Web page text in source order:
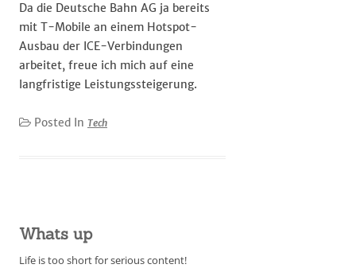
Da die Deutsche Bahn AG ja bereits
mit T-Mobile an einem Hotspot-
Ausbau der ICE-Verbindungen
arbeitet, freue ich mich auf eine
langfristige Leistungssteigerung.
Posted In Tech
Whats up
Life is too short for serious content!